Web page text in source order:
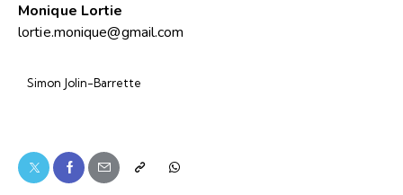
Monique Lortie
lortie.monique@gmail.com
Simon Jolin-Barrette